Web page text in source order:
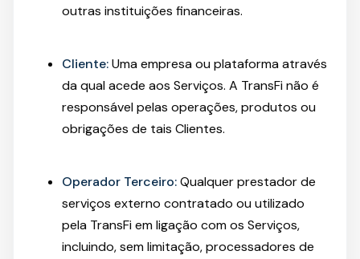
outras instituições financeiras.
Cliente:Uma empresa ou plataforma através
da qual acede aos Serviços. A TransFi não é
responsável pelas operações, produtos ou
obrigações de tais Clientes.
Operador Terceiro:Qualquer prestador de
serviços externo contratado ou utilizado
pela TransFi em ligação com os Serviços,
incluindo, sem limitação, processadores de